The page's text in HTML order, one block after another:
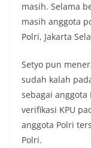
masih. Selama
masih anggota
Polri, Jakarta
Setyo pun
sudah kalah
sebagai
verifikasi KPU
anggota Polri
Polri.